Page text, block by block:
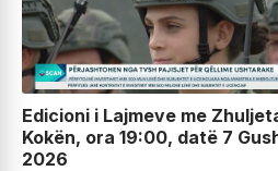
Edicioni i Lajmeve me
Kokën, ora 19:00, datë 7
2026